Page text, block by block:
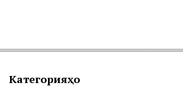
Категорияҳо